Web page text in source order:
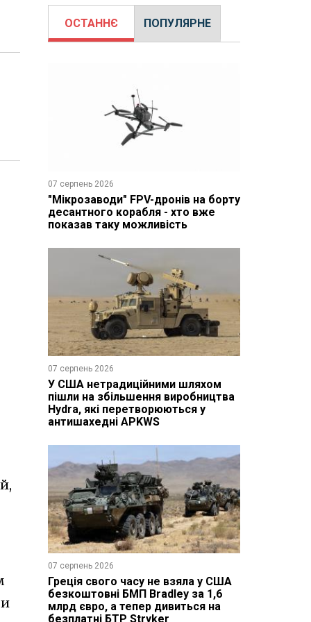
ОСТАННЄ ПОПУЛЯРНЕ
07 серпень 2026
"Мікрозаводи" FPV-дронів на борту
десантного корабля - хто вже
показав таку можливість
07 серпень 2026
У США нетрадиційними шляхом
пішли на збільшення виробництва
Hydra, які перетворюються у
антишахедні APKWS
07 серпень 2026
Греція свого часу не взяла у США
безкоштовні БМП Bradley за 1,6
млрд євро, а тепер дивиться на
безплатні БТР Stryker